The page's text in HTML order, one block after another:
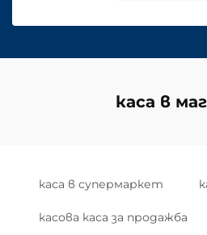
каса в
каса в супермаркет
касова каса за продажба